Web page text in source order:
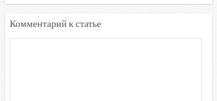
Комментарий к статье